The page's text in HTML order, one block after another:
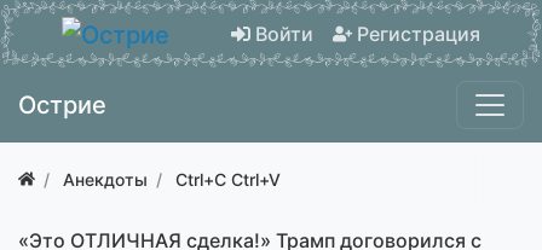
Войти Регистрация
Острие
Анекдоты Ctrl+C Ctrl+V
«Это ОТЛИЧНАЯ сделка!» Трамп договорился с